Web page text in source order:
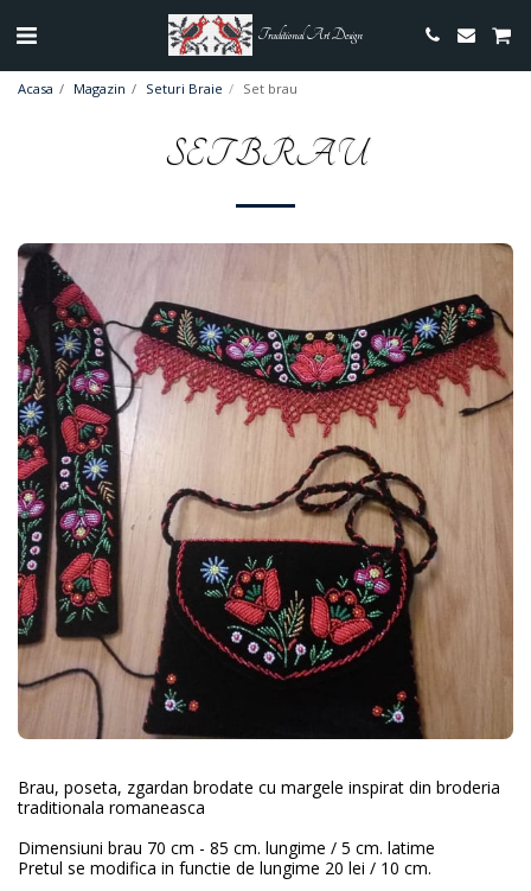
Traditional Art Design
Acasa Magazin Seturi Braie Set brau
SET BRAU
Brau, poseta, zgardan brodate cu margele inspirat din broderia
traditionala romaneasca
Dimensiuni brau 70 cm - 85 cm. lungime / 5 cm. latime
Pretul se modifica in functie de lungime 20 lei / 10 cm.